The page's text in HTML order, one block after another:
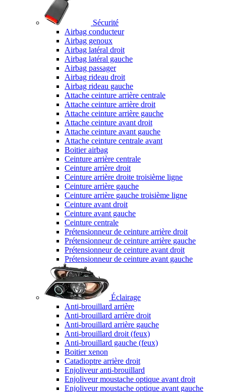
Sécurité
Airbag conducteur
Airbag genoux
Airbag latéral droit
Airbag latéral gauche
Airbag passager
Airbag rideau droit
Airbag rideau gauche
Attache ceinture arrière centrale
Attache ceinture arrière droit
Attache ceinture arrière gauche
Attache ceinture avant droit
Attache ceinture avant gauche
Attache ceinture centrale avant
Boitier airbag
Ceinture arrière centrale
Ceinture arrière droit
Ceinture arrière droite troisième ligne
Ceinture arrière gauche
Ceinture arrière gauche troisième ligne
Ceinture avant droit
Ceinture avant gauche
Ceinture centrale
Prétensionneur de ceinture arrière droit
Prétensionneur de ceinture arrière gauche
Prétensionneur de ceinture avant droit
Prétensionneur de ceinture avant gauche
Éclairage
Anti-brouillard arrière
Anti-brouillard arrière droit
Anti-brouillard arrière gauche
Anti-brouillard droit (feux)
Anti-brouillard gauche (feux)
Boitier xenon
Catadioptre arrière droit
Enjoliveur anti-brouillard
Enjoliveur moustache optique avant droit
Enjoliveur moustache optique avant gauche